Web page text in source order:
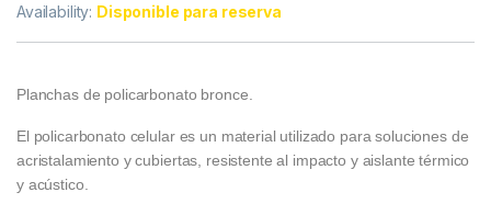
Availability: Disponible para reserva
Planchas de policarbonato bronce.
El policarbonato celular es un material utilizado para soluciones de
acristalamiento y cubiertas, resistente al impacto y aislante térmico
y acústico.